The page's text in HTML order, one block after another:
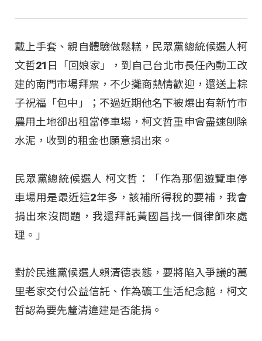
戴上手套、親自體驗做鬆糕，民眾黨總統候選人柯
文哲21日「回娘家」，到自己台北市長任內動工改
建的南門市場拜票，不少攤商熱情歡迎，還送上粽
子祝福「包中」；不過近期他名下被爆出有新竹市
農用土地卻出租當停車場，柯文哲重申會盡速刨除
水泥，收到的租金也願意捐出來。
民眾黨總統候選人 柯文哲：「作為那個遊覽車停
車場用是最近這2年多，該補所得稅的要補，我會
捐出來沒問題，我還拜託黃國昌找一個律師來處
理。」
對於民進黨候選人賴清德表態，要將陷入爭議的萬
里老家交付公益信託、作為礦工生活紀念館，柯文
哲認為要先釐清違建是否能捐。